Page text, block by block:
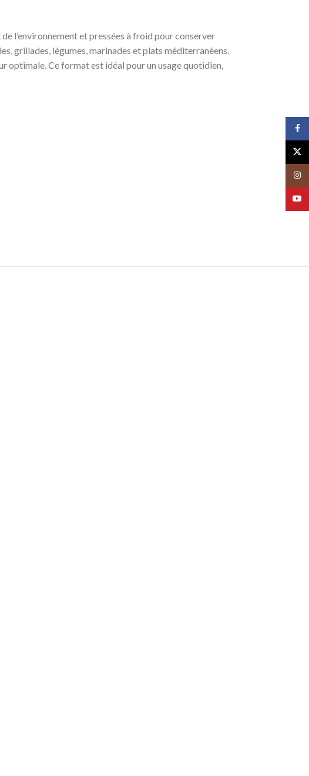
l’environnement et pressées à froid pour conserver
grillades, légumes, marinades et plats méditerranéens.
optimale. Ce format est idéal pour un usage quotidien,